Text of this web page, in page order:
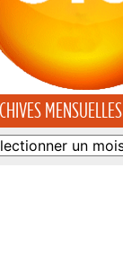
MENSUELLES